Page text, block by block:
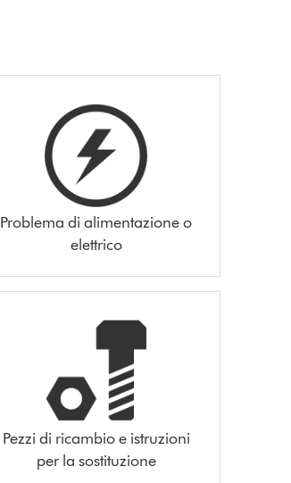
Problema di alimentazione o
elettrico
Pezzi di ricambio e istruzioni
per la sostituzione